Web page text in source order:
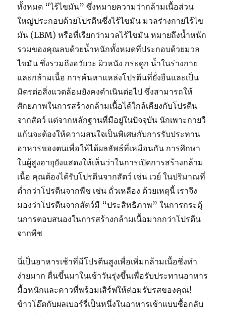
ทั้งหมด “ไร้ไขมัน” ซึ่งหมายความว่ากล้ามเนื้อส่วน
ใหญ่ประกอบด้วยโปรตีนซึ่งไร้ไขมัน มวลร่างกายไร้ไข
มัน (LBM) หรือที่เรียกว่ามวลไร้ไขมัน หมายถึงน้ำหนัก
รวมของคุณลบด้วยน้ำหนักทั้งหมดที่ประกอบด้วยมวล
ไขมัน ซึ่งรวมถึงอวัยวะ ผิวหนัง กระดูก น้ำในร่างกาย
และกล้ามเนื้อ การค้นหาแหล่งโปรตีนที่ยั่งยืนและเป็น
มิตรต่อสิ่งแวดล้อมยังคงดำเนินต่อไป ซึ่งสามารถให้
ศักยภาพในการสร้างกล้ามเนื้อได้ใกล้เคียงกับโปรตีน
จากสัตว์ แต่จากหลักฐานที่มีอยู่ในปัจจุบัน นักเพาะกายวี
แก้นจะต้องให้ความสนใจเป็นพิเศษกับการรับประทาน
อาหารของตนเพื่อให้ได้ผลลัพธ์ที่เหมือนกัน การศึกษา
ในผู้สูงอายุยังแสดงให้เห็นว่าในการเปิดการสร้างกล้าม
เนื้อ คุณต้องได้รับโปรตีนจากสัตว์ เช่น เวย์ ในปริมาณที่
ต่ำกว่าโปรตีนจากพืช เช่น ถั่วเหลือง ด้วยเหตุนี้ เราจึง
มองว่าโปรตีนจากสัตว์มี “ประสิทธิภาพ” ในการกระตุ้
นการตอบสนองในการสร้างกล้ามเนื้อมากกว่าโปรตีน
จากพืช
นี่เป็นอาหารเช้าที่มีโปรตีนสูงเพื่อเพิ่มกล้ามเนื้อซึ่งทำ
ง่ายมาก ตื่นขึ้นมาในเช้าวันรุ่งขึ้นเพื่อรับประทานอาหาร
มื้อหนักและคาวที่พร้อมเสิร์ฟให้ต่อมรับรสของคุณ!
ข้าวโอ๊ตกับผลเบอร์รี่เป็นหนึ่งในอาหารเช้าแบบซื้อกลับ